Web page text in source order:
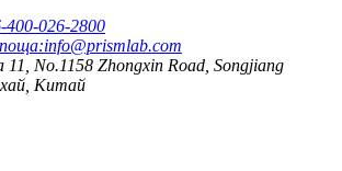
400-026-2800
info@prismlab.com
11, No.1158 Zhongxin Road, Songjiang
Китай